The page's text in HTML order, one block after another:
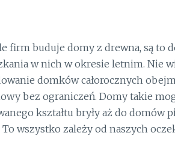
firm buduje domy z drewna, są to
w nich w okresie letnim. Nie
domków całorocznych
bez ograniczeń. Domy takie
kształtu bryły aż do domów
wszystko zależy od naszych